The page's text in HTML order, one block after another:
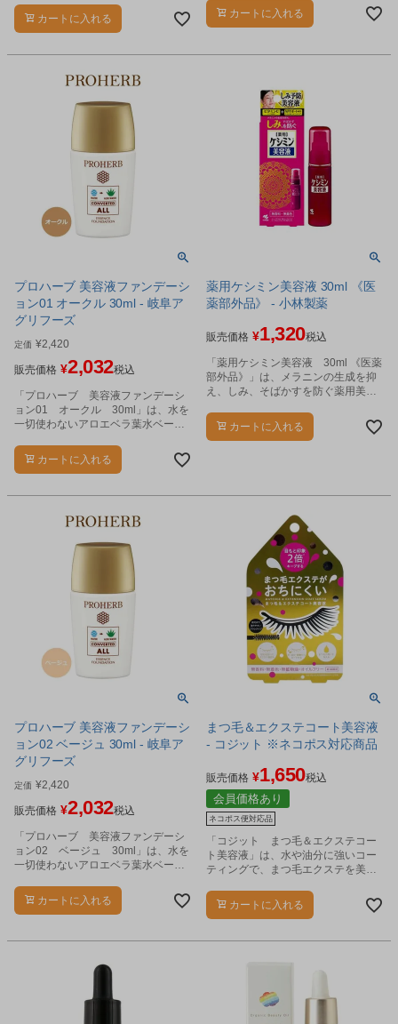
ラミド、プラセンタ、CICA成分（ツ
ボクサエキス）などを配合し、肌に
トタイプの美容液です。
カートに入れる カートに入れる
プロハーブ 美容液ファンデーシ
ョン01 オークル 30ml - 岐阜ア
グリフーズ
定価 ¥2,420
販売価格 ¥2,032税込
「プロハーブ 美容液ファンデーシ
ョン01 オークル 30ml」は、水を
一切使わないアロエベラ葉水ベース
ンです。
カートに入れる
薬用ケシミン美容液 30ml 《医
薬部外品》 - 小林製薬
販売価格 ¥1,320税込
「薬用ケシミン美容液 30ml 《医薬
部外品》」は、メラニンの生成を抑
え、しみ、そばかすを防ぐ薬用美容
カートに入れる
プロハーブ 美容液ファンデーシ
ョン02 ベージュ 30ml - 岐阜ア
グリフーズ
定価 ¥2,420
販売価格 ¥2,032税込
「プロハーブ 美容液ファンデーシ
ョン02 ベージュ 30ml」は、水を
一切使わないアロエベラ葉水ベース
ンです。
カートに入れる
まつ毛＆エクステコート美容液
- コジット ※ネコポス対応商品
販売価格 ¥1,650税込
会員価格あり
ネコポス便対応品
「コジット まつ毛＆エクステコー
ト美容液」は、水や油分に強いコー
ティングで、まつ毛エクステを美し
カートに入れる